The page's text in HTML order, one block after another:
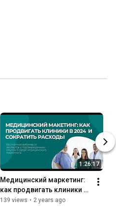
1:26:17
Медицинский маркетинг:
как продвигать клиники в
2024 и сократить расходы
139 views • 2 years ago